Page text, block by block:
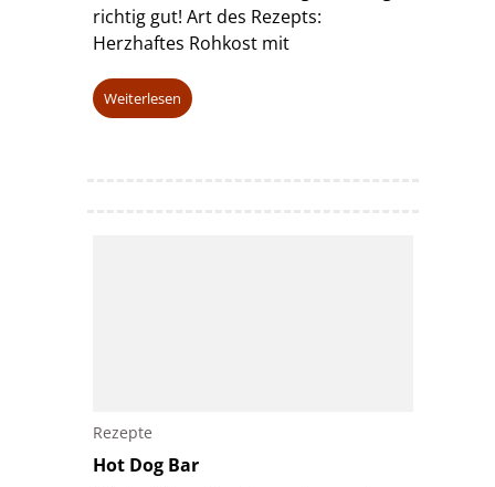
richtig gut! Art des Rezepts:
Herzhaftes Rohkost mit
Weiterlesen
Rezepte
Hot Dog Bar